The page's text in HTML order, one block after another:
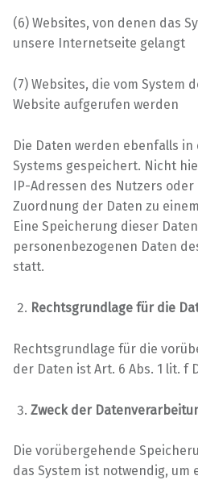
(6) Websites, von denen das
unsere Internetseite gelangt
(7) Websites, die vom System
Website aufgerufen werden
Die Daten werden ebenfalls in
Systems gespeichert. Nicht
IP-Adressen des Nutzers
Zuordnung der Daten zu
Eine Speicherung dieser
personenbezogenen Daten
statt.
Rechtsgrundlage für die
Rechtsgrundlage für die
der Daten ist Art. 6 Abs. 1 lit. f
Zweck der
Die vorübergehende
das System ist notwendig, um